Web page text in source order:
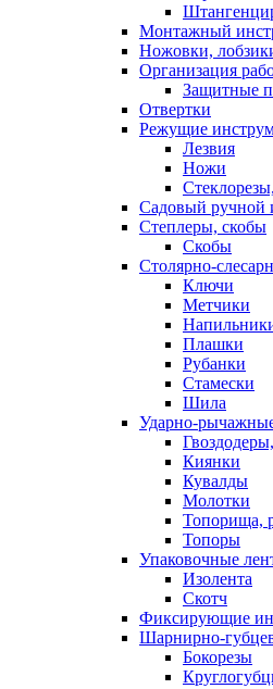
Монтажный
Ножовки,
Организация
Защитные
Отвертки
Режущие
Лезвия
Ножи
Садовый ручной
Степлеры, скобы
Скобы
Столярно-
Ключи
Метчики
Плашки
Рубанки
Стамески
Шила
Ударно-
Киянки
Кувалды
Молотки
Топорища,
Топоры
Упаковочные
Изолента
Скотч
Фиксирующие
Шарнирно-
Бокорезы